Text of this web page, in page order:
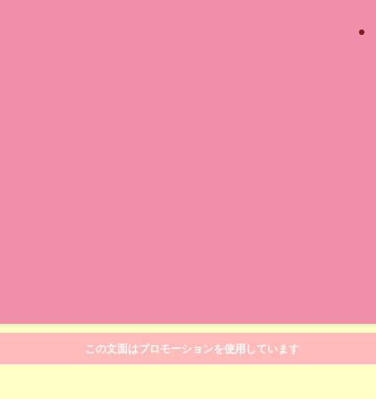
この文面はプロモーションを使用しています